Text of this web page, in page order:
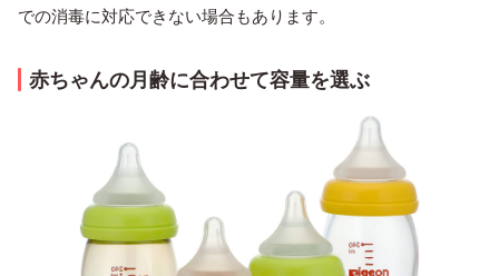
での消毒に対応できない場合もあります。
赤ちゃんの月齢に合わせて容量を選ぶ